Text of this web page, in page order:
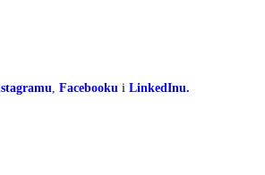
, Facebooku i LinkedInu.